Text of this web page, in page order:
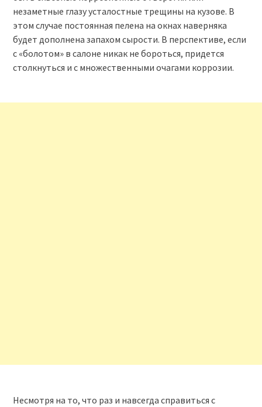
незаметные глазу усталостные трещины на кузове. В
этом случае постоянная пелена на окнах наверняка
будет дополнена запахом сырости. В перспективе, если
с «болотом» в салоне никак не бороться, придется
столкнуться и с множественными очагами коррозии.
Несмотря на то, что раз и навсегда справиться с